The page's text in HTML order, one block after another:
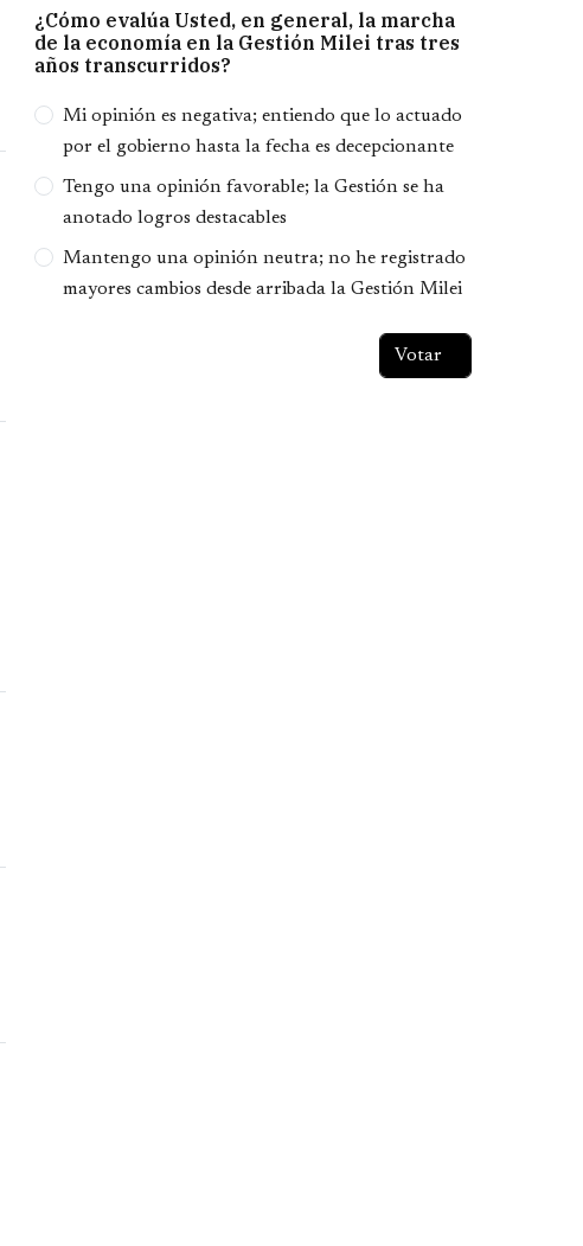
¿Cómo evalúa Usted, en general, la marcha
de la economía en la Gestión Milei tras tres
años transcurridos?
Opciones
Mi opinión es negativa; entiendo que lo actuado
por el gobierno hasta la fecha es decepcionante
Tengo una opinión favorable; la Gestión se ha
anotado logros destacables
Mantengo una opinión neutra; no he registrado
mayores cambios desde arribada la Gestión Milei